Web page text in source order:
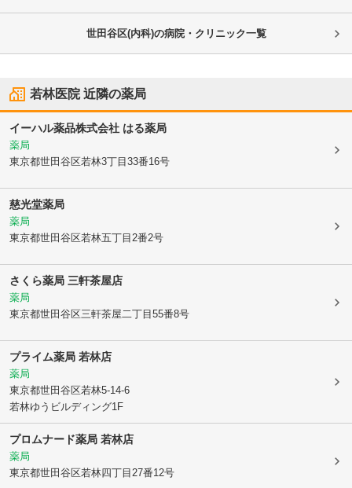
世田谷区(内科)の病院・クリニック一覧
若林医院近隣の薬局
イーハル薬品株式会社 はる薬局
薬局
東京都世田谷区若林3丁目33番16号
慈光堂薬局
薬局
東京都世田谷区若林五丁目2番2号
さくら薬局 三軒茶屋店
薬局
東京都世田谷区三軒茶屋二丁目55番8号
プライム薬局 若林店
薬局
東京都世田谷区若林5-14-6
若林ゆうビルディング1F
プロムナード薬局 若林店
薬局
東京都世田谷区若林四丁目27番12号